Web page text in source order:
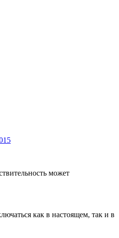
может
как в настоящем, так и в